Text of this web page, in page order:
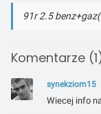
91r 2.5
Komentarze
synekziom15
Wiecej info